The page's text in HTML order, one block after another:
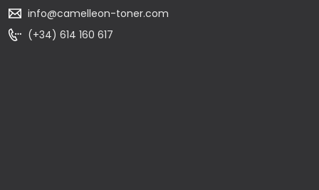
info@camelleon-toner.com
(+34) 614 160 617